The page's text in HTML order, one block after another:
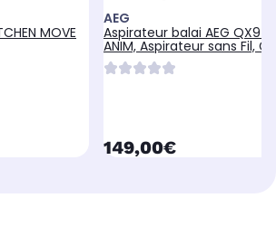
MOVE
AEG
Aspirateur balai AEG QX9-
ANIM, Aspirateur sans Fil, Gri
currentPrice
149,00€